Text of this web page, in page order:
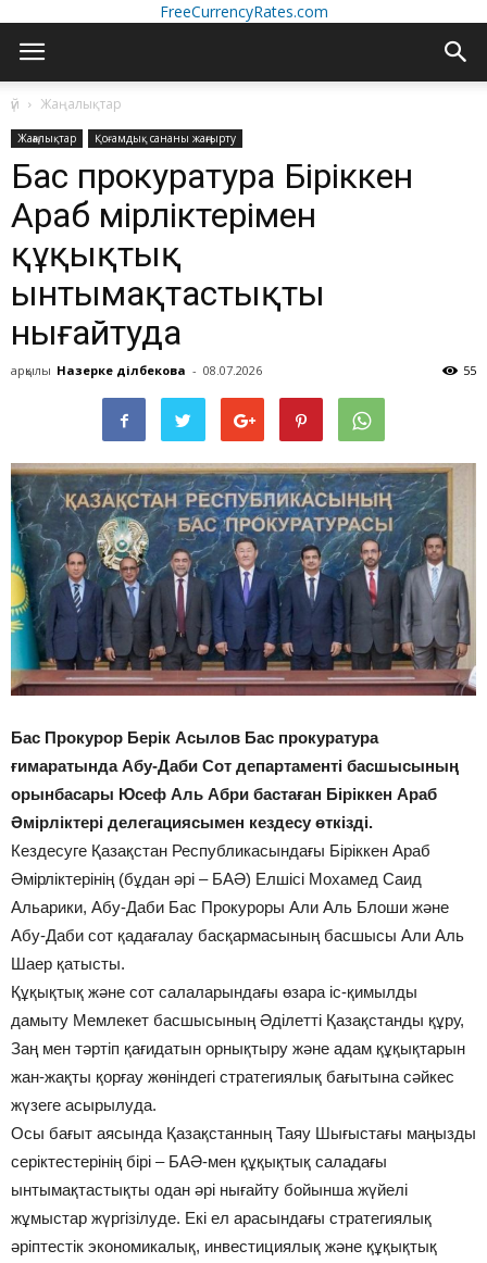
FreeCurrencyRates.com
үй Жаңалықтар
Жаңалықтар Қоғамдық сананы жаңғырту
Бас прокуратура Біріккен
Араб Әмірліктерімен
құқықтық
ынтымақтастықты
нығайтуда
арқылы Назерке Әділбекова - 08.07.2026 55
Бас Прокурор Берік Асылов Бас прокуратура
ғимаратында Абу-Даби Сот департаменті басшысының
орынбасары Юсеф Аль Абри бастаған Біріккен Араб
Әмірліктері делегациясымен кездесу өткізді.
Кездесуге Қазақстан Республикасындағы Біріккен Араб
Әмірліктерінің (бұдан әрі – БАӘ) Елшісі Мохамед Саид
Альарики, Абу-Даби Бас Прокуроры Али Аль Блоши және
Абу-Даби сот қадағалау басқармасының басшысы Али Аль
Шаер қатысты.
Құқықтық және сот салаларындағы өзара іс-қимылды
дамыту Мемлекет басшысының Әділетті Қазақстанды құру,
Заң мен тәртіп қағидатын орнықтыру және адам құқықтарын
жан-жақты қорғау жөніндегі стратегиялық бағытына сәйкес
жүзеге асырылуда.
Осы бағыт аясында Қазақстанның Таяу Шығыстағы маңызды
серіктестерінің бірі – БАӘ-мен құқықтық саладағы
ынтымақтастықты одан әрі нығайту бойынша жүйелі
жұмыстар жүргізілуде. Екі ел арасындағы стратегиялық
әріптестік экономикалық, инвестициялық және құқықтық